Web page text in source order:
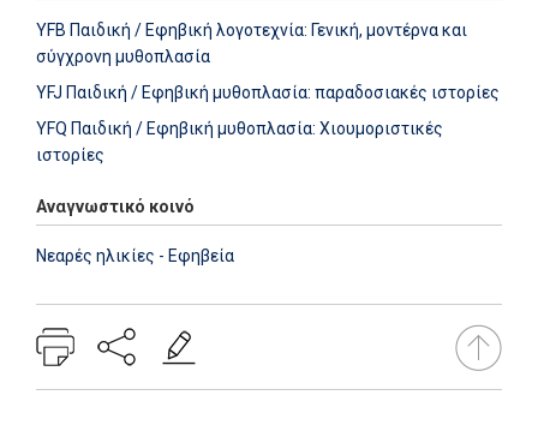
YFB Παιδική / Εφηβική λογοτεχνία: Γενική, μοντέρνα και
σύγχρονη μυθοπλασία
YFJ Παιδική / Εφηβική μυθοπλασία: παραδοσιακές ιστορίες
YFQ Παιδική / Εφηβική μυθοπλασία: Χιουμοριστικές
ιστορίες
Αναγνωστικό κοινό
Νεαρές ηλικίες - Εφηβεία